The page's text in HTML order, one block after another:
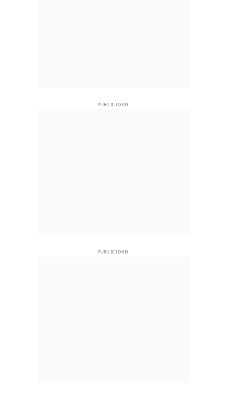
PUBLICIDAD
PUBLICIDAD